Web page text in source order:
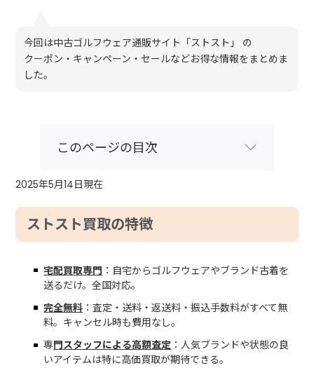
今回は中古ゴルフウェア通販サイト「ストスト」 の
クーポン・キャンペーン・セールなどお得な情報をまとめま
した。
このページの目次
2025年5月14日現在
ストスト買取の特徴
宅配買取専門 ：自宅からゴルフウェアやブランド古着を
送るだけ。全国対応。
完全無料 ：査定・送料・返送料・振込手数料がすべて無
料。キャンセル時も費用なし。
専門スタッフによる高額査定 ：人気ブランドや状態の良
いアイテムは特に高価買取が期待できる。